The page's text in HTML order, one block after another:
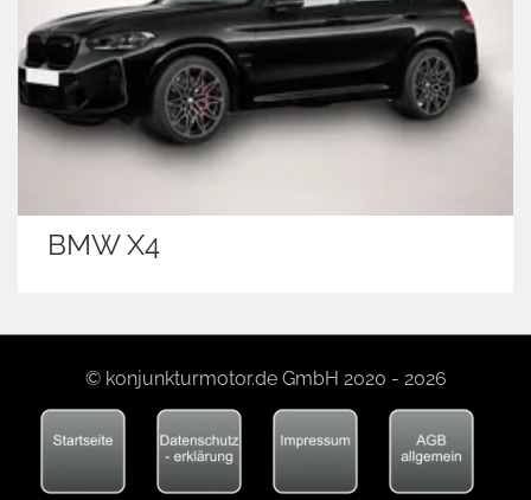
BMW X4
© konjunkturmotor.de GmbH 2020 - 2026